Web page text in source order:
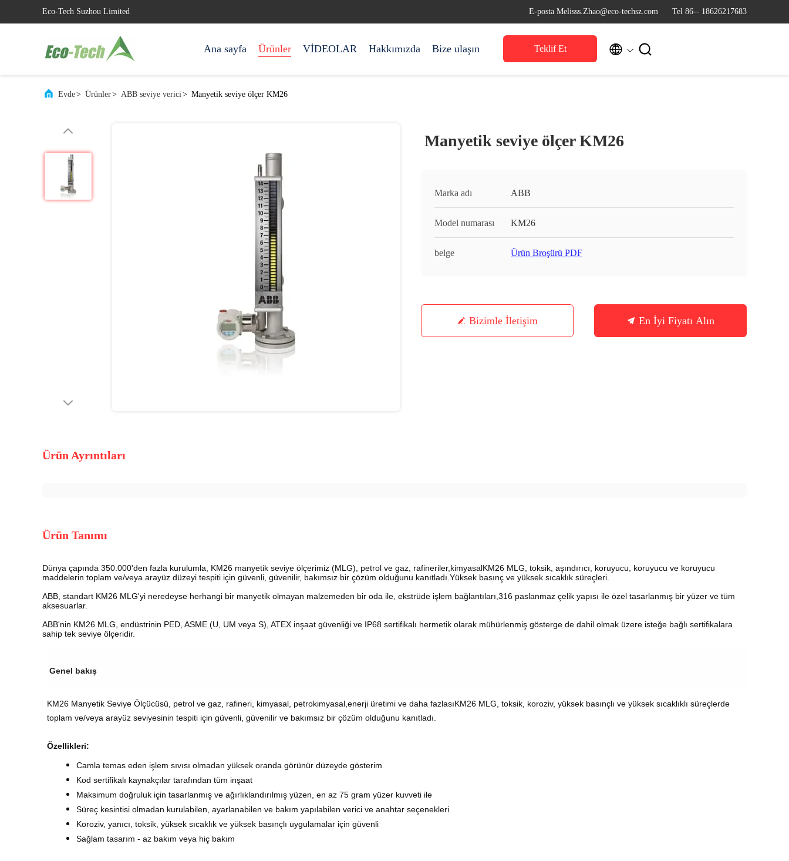
Eco-Tech Suzhou Limited E-posta Melisss.Zhao@eco-techsz.com Tel 86-- 18626217683
Ana sayfa Ürünler VİDEOLAR Hakkımızda Bize ulaşın Teklif Et  
Evde> Ürünler> ABB seviye verici> Manyetik seviye ölçer KM26
Manyetik seviye ölçer KM26
Marka adı ABB
Model numarası KM26
belge Ürün Broşürü PDF
Bizimle İletişim En İyi Fiyatı Alın
Ürün Ayrıntıları
Ürün Tanımı
Dünya çapında 350.000'den fazla kurulumla, KM26 manyetik seviye ölçerimiz (MLG), petrol ve gaz, rafineriler,kimyasalKM26 MLG, toksik, aşındırıcı, koruyucu, koruyucu ve koruyucu
maddelerin toplam ve/veya arayüz düzeyi tespiti için güvenli, güvenilir, bakımsız bir çözüm olduğunu kanıtladı.Yüksek basınç ve yüksek sıcaklık süreçleri.
ABB, standart KM26 MLG'yi neredeyse herhangi bir manyetik olmayan malzemeden bir oda ile, ekstrüde işlem bağlantıları,316 paslanmaz çelik yapısı ile özel tasarlanmış bir yüzer ve tüm
aksesuarlar.
ABB'nin KM26 MLG, endüstrinin PED, ASME (U, UM veya S), ATEX inşaat güvenliği ve IP68 sertifikalı hermetik olarak mühürlenmiş gösterge de dahil olmak üzere isteğe bağlı sertifikalara
sahip tek seviye ölçeridir.
Genel bakış
KM26 Manyetik Seviye Ölçücüsü, petrol ve gaz, rafineri, kimyasal, petrokimyasal,enerji üretimi ve daha fazlasıKM26 MLG, toksik, koroziv, yüksek basınçlı ve yüksek sıcaklıklı süreçlerde
toplam ve/veya arayüz seviyesinin tespiti için güvenli, güvenilir ve bakımsız bir çözüm olduğunu kanıtladı.
Özellikleri:
Camla temas eden işlem sıvısı olmadan yüksek oranda görünür düzeyde gösterim
Kod sertifikalı kaynakçılar tarafından tüm inşaat
Maksimum doğruluk için tasarlanmış ve ağırlıklandırılmış yüzen, en az 75 gram yüzer kuvveti ile
Süreç kesintisi olmadan kurulabilen, ayarlanabilen ve bakım yapılabilen verici ve anahtar seçenekleri
Koroziv, yanıcı, toksik, yüksek sıcaklık ve yüksek basınçlı uygulamalar için güvenli
Sağlam tasarım - az bakım veya hiç bakım